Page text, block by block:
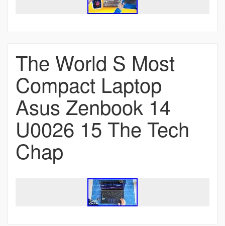
The World S Most
Compact Laptop
Asus Zenbook 14
U0026 15 The Tech
Chap